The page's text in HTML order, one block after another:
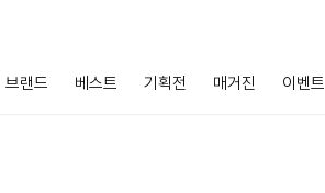
브랜드 베스트 기획전 매거진 이벤트